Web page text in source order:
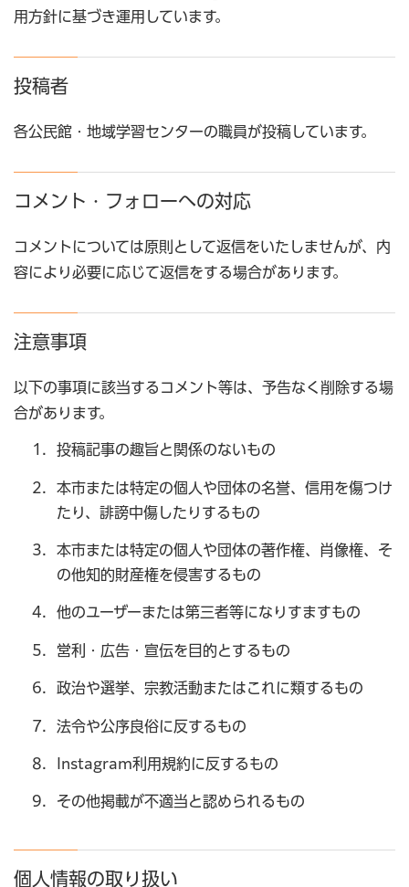
用方針に基づき運用しています。
投稿者
各公民館・地域学習センターの職員が投稿しています。
コメント・フォローへの対応
コメントについては原則として返信をいたしませんが、内
容により必要に応じて返信をする場合があります。
注意事項
以下の事項に該当するコメント等は、予告なく削除する場
合があります。
投稿記事の趣旨と関係のないもの
本市または特定の個人や団体の名誉、信用を傷つけ
たり、誹謗中傷したりするもの
本市または特定の個人や団体の著作権、肖像権、そ
の他知的財産権を侵害するもの
他のユーザーまたは第三者等になりすますもの
営利・広告・宣伝を目的とするもの
政治や選挙、宗教活動またはこれに類するもの
法令や公序良俗に反するもの
Instagram利用規約に反するもの
その他掲載が不適当と認められるもの
個人情報の取り扱い